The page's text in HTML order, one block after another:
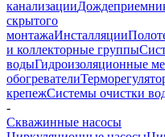
канализации
скрытого
монтажаИнсталляции
и коллекторные группы
водыГидроизоляционные
обогреватели
крепежСистемы очистки
-
Скважинные насосы